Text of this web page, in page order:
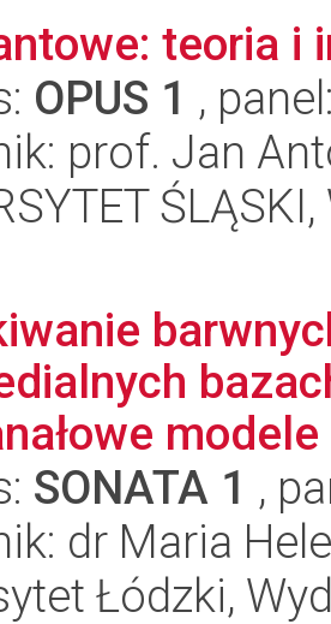
teoria i
OPUS 1 ,
prof. Jan
SONATA 1 ,
dr Maria
Łódzki,